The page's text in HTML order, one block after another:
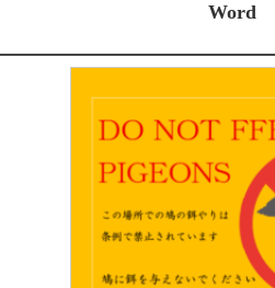
Word